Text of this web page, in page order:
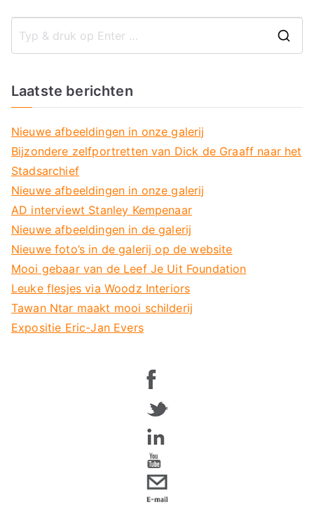
Laatste berichten
Nieuwe afbeeldingen in onze galerij
Bijzondere zelfportretten van Dick de Graaff naar het
Stadsarchief
Nieuwe afbeeldingen in onze galerij
AD interviewt Stanley Kempenaar
Nieuwe afbeeldingen in de galerij
Nieuwe foto’s in de galerij op de website
Mooi gebaar van de Leef Je Uit Foundation
Leuke flesjes via Woodz Interiors
Tawan Ntar maakt mooi schilderij
Expositie Eric-Jan Evers